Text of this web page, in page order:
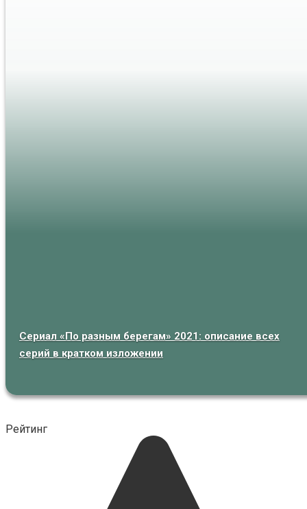
Сериал «По разным берегам» 2021: описание всех
серий в кратком изложении
Рейтинг